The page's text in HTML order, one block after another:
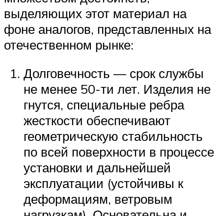
выделяющих этот материал на
фоне аналогов, представленных на
отечественном рынке:
Долговечность — срок службы
не менее 50-ти лет. Изделия не
гнутся, специальные ребра
жесткости обеспечивают
геометрическую стабильность
по всей поверхности в процессе
установки и дальнейшей
эксплуатации (устойчивы к
деформациям, ветровым